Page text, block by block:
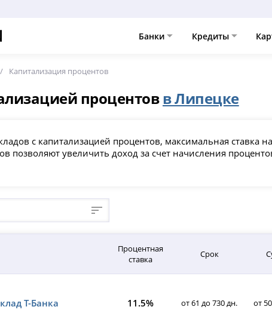
Банки Кредиты
Капитализация процентов
процентовв Липецке
с капитализацией процентов, максимальная ставка
позволяют увеличить доход за счет начисления
Процентная
ставка
Срок
Т-Банка 11.5% от 61 до 730 дн. от